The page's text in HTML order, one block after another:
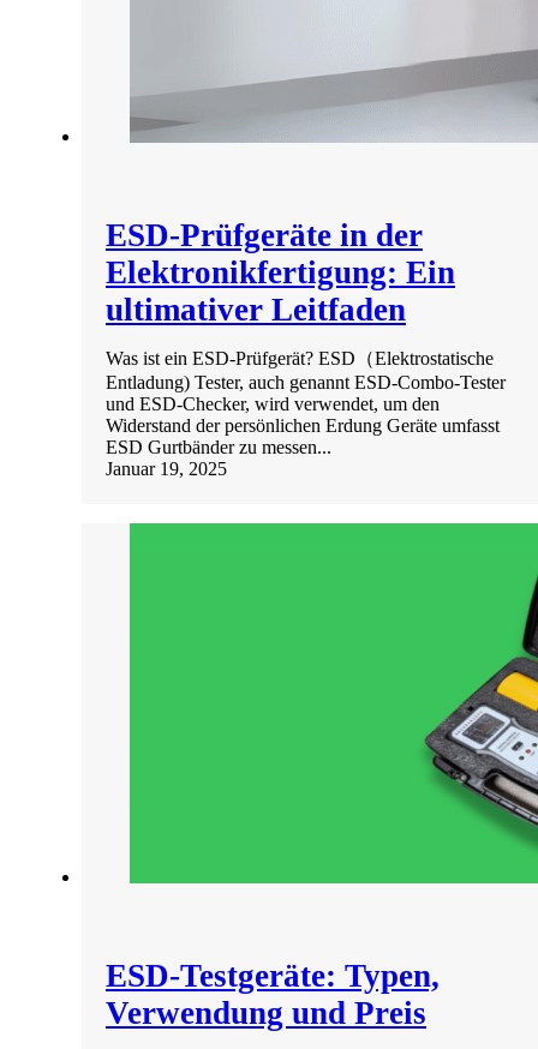
ESD-Prüfgeräte in der
Elektronikfertigung: Ein
ultimativer Leitfaden
Was ist ein ESD-Prüfgerät? ESD（Elektrostatische
Entladung) Tester, auch genannt ESD-Combo-Tester
und ESD-Checker, wird verwendet, um den
Widerstand der persönlichen Erdung Geräte umfasst
ESD Gurtbänder zu messen...
Januar 19, 2025
ESD-Testgeräte: Typen,
Verwendung und Preis